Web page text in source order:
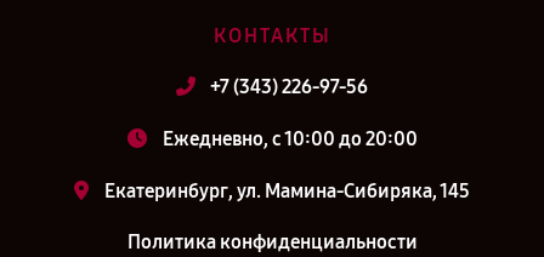
КОНТАКТЫ
+7 (343) 226-97-56
Ежедневно, с 10:00 до 20:00
Екатеринбург, ул. Мамина-Сибиряка, 145
Политика конфиденциальности